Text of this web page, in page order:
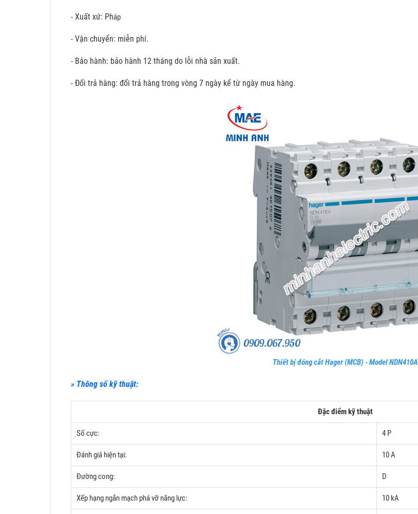
- Xuất xứ: Pháp
- Vận chuyển: miễn phí.
- Bảo hành: bảo hành 12 tháng do lỗi nhà sản xuất.
- Đổi trả hàng: đổi trả hàng trong vòng 7 ngày kể từ ngày mua hàng.
Thiết bị đóng cắt Hager (MCB) - Model NDN410A
» Thông số kỹ thuật:
Đặc điểm kỹ thuật
Số cực: 4 P
Đánh giá hiện tại: 10 A
Đường cong: D
Xếp hạng ngắn mạch phá vỡ năng lực: 10 kA